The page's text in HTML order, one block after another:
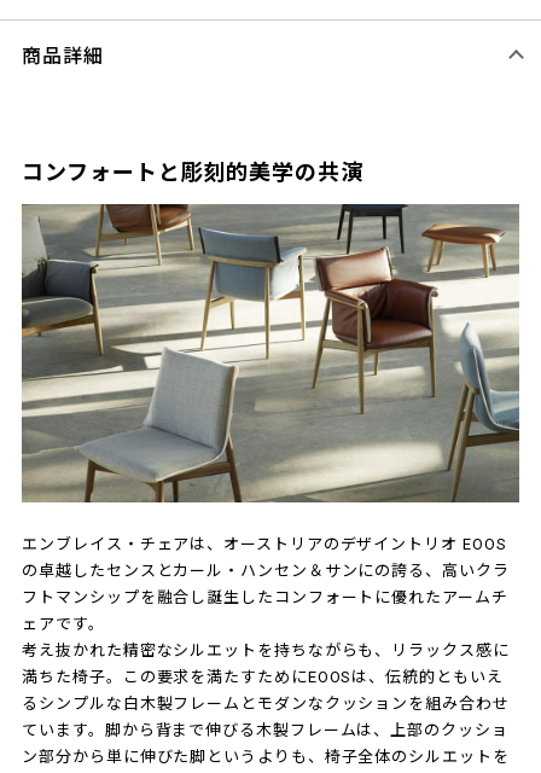
商品詳細
コンフォートと彫刻的美学の共演
エンブレイス・チェアは、オーストリアのデザイントリオ EOOS
の卓越したセンスとカール・ハンセン＆サンにの誇る、高いクラ
フトマンシップを融合し誕生したコンフォートに優れたアームチ
ェアです。
考え抜かれた精密なシルエットを持ちながらも、リラックス感に
満ちた椅子。この要求を満たすためにEOOSは、伝統的ともいえ
るシンプルな白木製フレームとモダンなクッションを組み合わせ
ています。脚から背まで伸びる木製フレームは、上部のクッショ
ン部分から単に伸びた脚というよりも、椅子全体のシルエットを